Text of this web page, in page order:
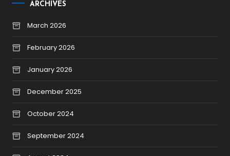
ARCHIVES
March 2026
February 2026
January 2026
December 2025
October 2024
September 2024